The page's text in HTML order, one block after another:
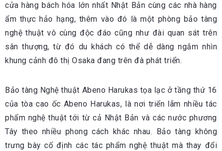
cửa hàng bách hóa lớn nhất Nhật Bản cùng các nhà hàng
ẩm thực hảo hạng, thêm vào đó là một phòng bảo tàng
nghệ thuật vô cùng độc đáo cũng như đài quan sát trên
sân thượng, từ đó du khách có thể dễ dàng ngắm nhìn
khung cảnh đô thị Osaka đang trên đà phát triển.
Bảo tàng Nghệ thuật Abeno Harukas tọa lạc ở tầng thứ 16
của tòa cao ốc Abeno Harukas, là nơi triển lãm nhiều tác
phẩm nghệ thuật tới từ cả Nhật Bản và các nước phương
Tây theo nhiều phong cách khác nhau. Bảo tàng không
trưng bày cố định các tác phẩm nghệ thuật mà thay đổi